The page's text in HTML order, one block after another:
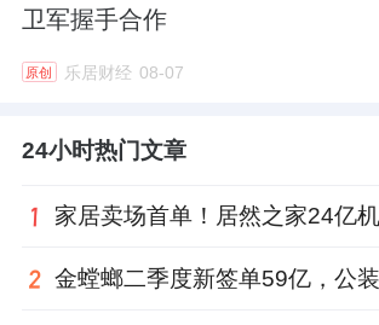
卫军握手合作
原创 乐居财经 08-07
24小时热门文章